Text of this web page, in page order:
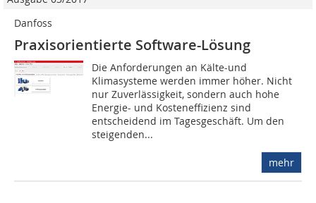
Danfoss
Praxisorientierte Software-Lösung
Die Anforderungen an Kälte-und
Klimasysteme werden immer höher. Nicht
nur Zuverlässigkeit, sondern auch hohe
Energie- und Kosteneffizienz sind
entscheidend im Tagesgeschäft. Um den
steigenden...
mehr